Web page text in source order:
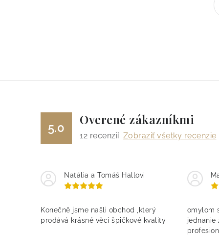
5.0
Overené zákazníkmi
12 recenzií. Zobraziť všetky recenzie
Natália a Tomáš Hallovi
Konečně jsme našli obchod ,který
prodává krásné věci špičkové kvality
omylom
jednanie